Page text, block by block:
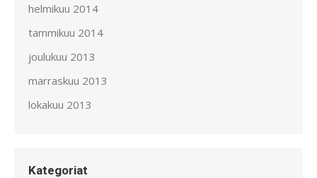
helmikuu 2014
tammikuu 2014
joulukuu 2013
marraskuu 2013
lokakuu 2013
Kategoriat